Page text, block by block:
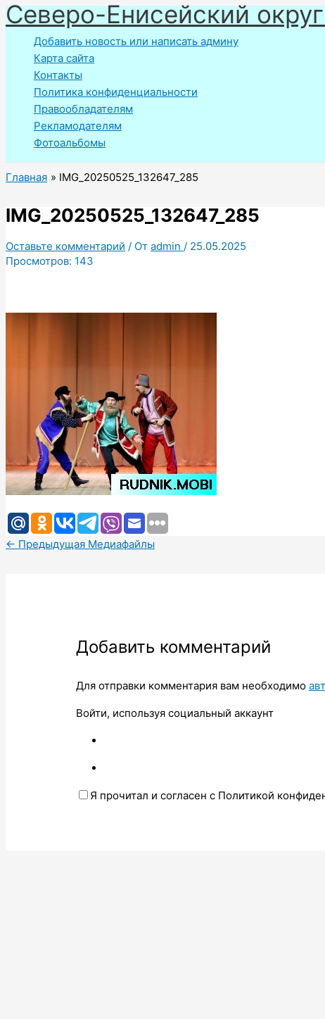
Перейти
к
содержимому
Северо-Енисейский
Добавить новость или написать админу
Карта сайта
Контакты
Политика конфиденциальности
Правообладателям
Рекламодателям
Фотоальбомы
Главная IMG_20250525_132647_285
IMG_20250525_132647_285
Оставьте комментарий / От admin / 25.05.2025
Просмотров: 143
← Предыдущая Медиафайлы
Добавить комментарий
Для отправки комментария вам необходимо
Войти, используя социальный аккаунт
Я прочитал и согласен с Политикой